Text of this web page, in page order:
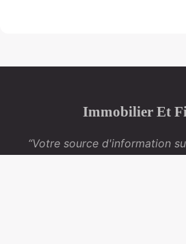
Immobilier Et
“Votre source d'information